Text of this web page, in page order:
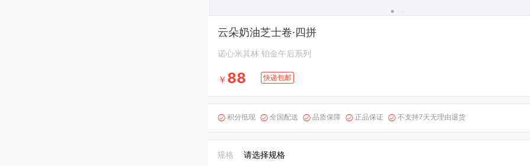
云朵奶油芝士卷·四拼
诺心米其林 铂金午后系列
￥ 88 快递包邮
 积分抵现  全国配送  品质保障  正品保证  不支持7天无理由退货
规格 请选择规格